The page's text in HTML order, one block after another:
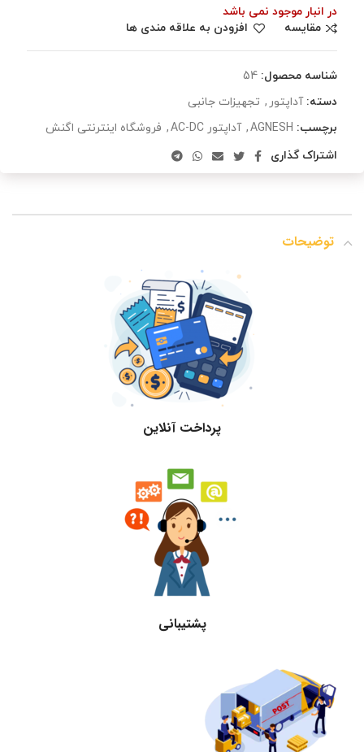
در انبار موجود نمی باشد
مقایسه
افزودن به علاقه مندی ها
شناسه محصول: 54
دسته: آداپتور , تجهیزات جانبی
برچسب: AGNESH
, آداپتور AC-DC , فروشگاه اینترنتی اگنش
اشتراک گذاری
توضیحات
پرداخت آنلاین
پشتیبانی